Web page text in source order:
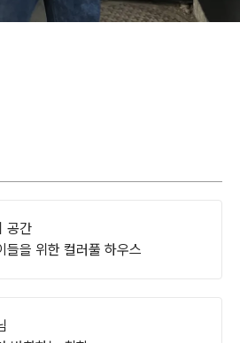
공간
들을 위한 컬러풀 하우스